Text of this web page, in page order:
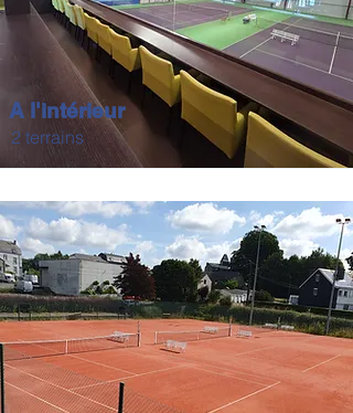
A l'intérieur
2 terrains